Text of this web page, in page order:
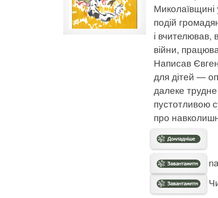
Миколаївщині
подій
і вчителював,
війни,
Написав
для дітей —
далеке
пустотливою
про